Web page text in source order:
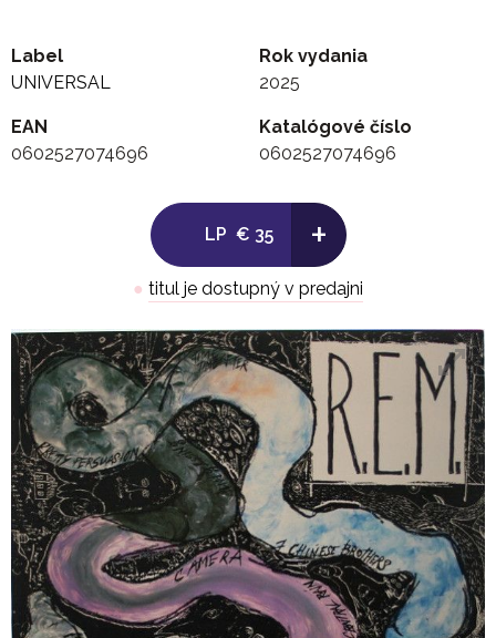
Label
UNIVERSAL
Rok vydania
2025
EAN
0602527074696
Katalógové číslo
0602527074696
LP € 35 +
● titul je dostupný v predajni